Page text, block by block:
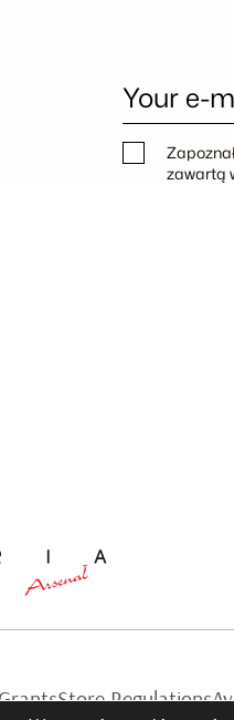
Your e-
zawartą
Store Regulations